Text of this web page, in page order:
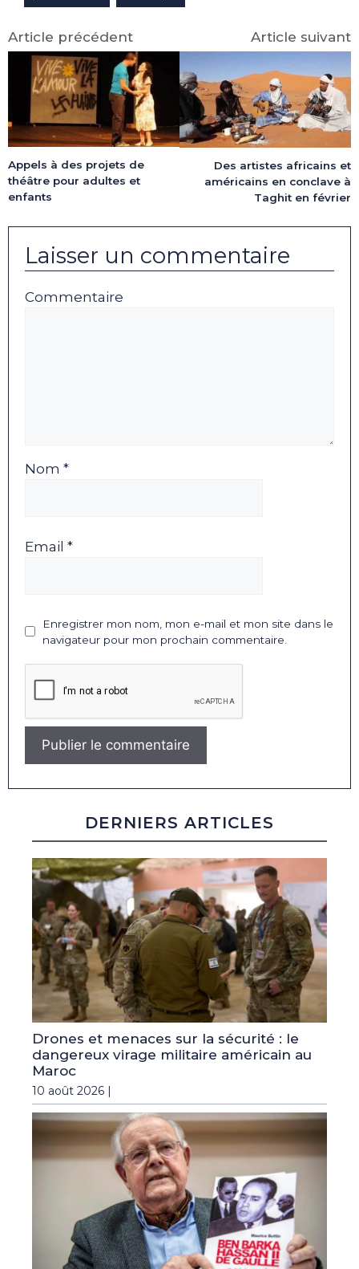
Article précédent
Appels à des projets de
théâtre pour adultes et
enfants
Article suivant
Des artistes africains et
américains en conclave à
Taghit en février
Laisser un commentaire
Commentaire
Nom *
Email *
Enregistrer mon nom, mon e-mail et mon site dans le
navigateur pour mon prochain commentaire.
DERNIERS ARTICLES
Drones et menaces sur la sécurité : le
dangereux virage militaire américain au
Maroc
10 août 2026 |